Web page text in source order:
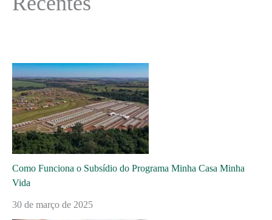
Como Funciona o Subsídio do Programa Minha Casa Minha
Vida
30 de março de 2025